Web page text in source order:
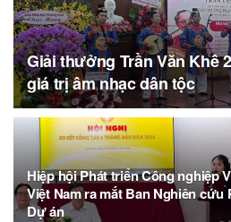
Giải thưởng Trần Văn Khê
giá trị âm nhạc dân tộc
Hiệp hội Phát triển Công nghiệp
Việt Nam ra mắt Ban Nghiên cứu
Dự án